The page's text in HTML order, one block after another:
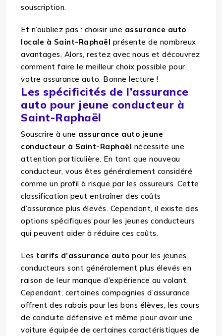
souscription.
Et n’oubliez pas : choisir une assurance auto
locale à Saint-Raphaël présente de nombreux
avantages. Alors, restez avec nous et découvrez
comment faire le meilleur choix possible pour
votre assurance auto. Bonne lecture !
Les spécificités de l’assurance
auto pour jeune conducteur à
Saint-Raphaël
Souscrire à une assurance auto jeune
conducteur à Saint-Raphaël nécessite une
attention particulière. En tant que nouveau
conducteur, vous êtes généralement considéré
comme un profil à risque par les assureurs. Cette
classification peut entraîner des coûts
d’assurance plus élevés. Cependant, il existe des
options spécifiques pour les jeunes conducteurs
qui peuvent aider à réduire ces coûts.
Les tarifs d’assurance auto pour les jeunes
conducteurs sont généralement plus élevés en
raison de leur manque d’expérience au volant.
Cependant, certaines compagnies d’assurance
offrent des rabais pour les bons élèves, les cours
de conduite défensive et même pour avoir une
voiture équipée de certaines caractéristiques de